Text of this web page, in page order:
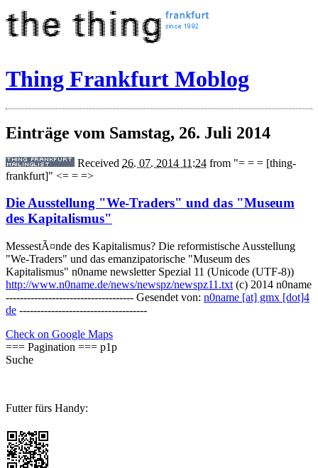
Thing Frankfurt Moblog
Einträge vom Samstag, 26. Juli 2014
Received 26. 07. 2014 11:24 from "= = = [thing-
frankfurt]" <= = =>
Die Ausstellung "We-Traders" und das "Museum
des Kapitalismus"
MessestÃ¤nde des Kapitalismus? Die reformistische Ausstellung
"We-Traders" und das emanzipatorische "Museum des
Kapitalismus" n0name newsletter Spezial 11 (Unicode (UTF-8))
http://www.n0name.de/news/newspz/newspz11.txt (c) 2014 n0name
------------------------------------ Gesendet von: n0name [at] gmx [dot]4
de ------------------------------------
Check on Google Maps
=== Pagination === p1p
Suche
Futter fürs Handy: